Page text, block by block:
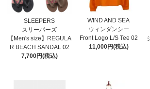
SLEEPERS
スリーパーズ
【Men's size】REGULA
R BEACH SANDAL 02
7,700円(税込)
WIND AND SEA
ウィンダンシー
Front Logo L/S Tee 02
11,000円(税込)